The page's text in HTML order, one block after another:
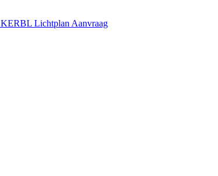
KERBL Lichtplan Aanvraag